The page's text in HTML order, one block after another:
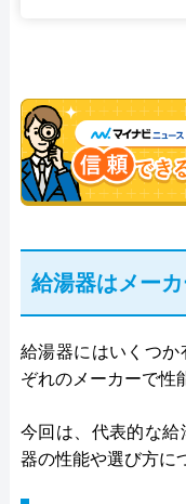
給湯器はメー
給湯器にはいくつ
ぞれのメーカーで性
今回は、代表的な
器の性能や選び方に